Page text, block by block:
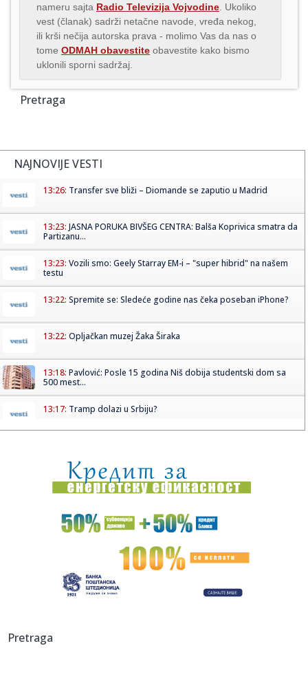
nameru sajta Radio Televizija Vojvodine . Ukoliko
vest (članak) sadrži netačne navode, vređa nekog,
ili krši nečija autorska prava - molimo Vas da nas o
tome ODMAH obavestite obavestite kako bismo
uklonili sporni sadržaj.
Pretraga
NAJNOVIJE VESTI
13:26: Transfer sve bliži – Diomande se zaputio u Madrid
13:23: JASNA PORUKA BIVŠEG CENTRA: Balša Koprivica smatra da
Partizanu...
13:23: Vozili smo: Geely Starray EM-i – "super hibrid" na našem
testu
13:22: Spremite se: Sledeće godine nas čeka poseban iPhone?
13:22: Opljačkan muzej Žaka Širaka
13:18: Pavlović: Posle 15 godina Niš dobija studentski dom sa
500 mest...
13:17: Tramp dolazi u Srbiju?
13:17:Ko posle Vokera? Pet NBA imena koja bi mogla da pojačaju
Partiza...
13:16:Пројекција филма “Сањани” ...
ZLATIBORE MOJ MEDENI: Od 6. do 9. avgusta sajam meda
13:16:Novi Zakon uslađen 98,4 odsto sa Evropskom unijom
Kost...
Pretraga